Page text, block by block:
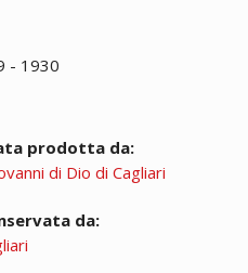
- 1930
prodotta da:
di Dio di Cagliari
da: